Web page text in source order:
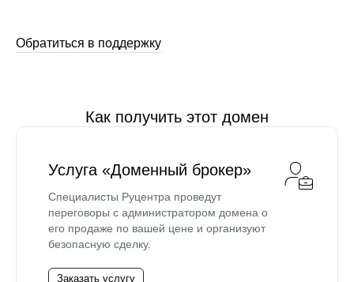
Обратиться в поддержку
Как получить этот домен
Услуга «Доменный брокер»
Специалисты Руцентра проведут
переговоры с администратором домена о
его продаже по вашей цене и организуют
безопасную сделку.
Заказать услугу